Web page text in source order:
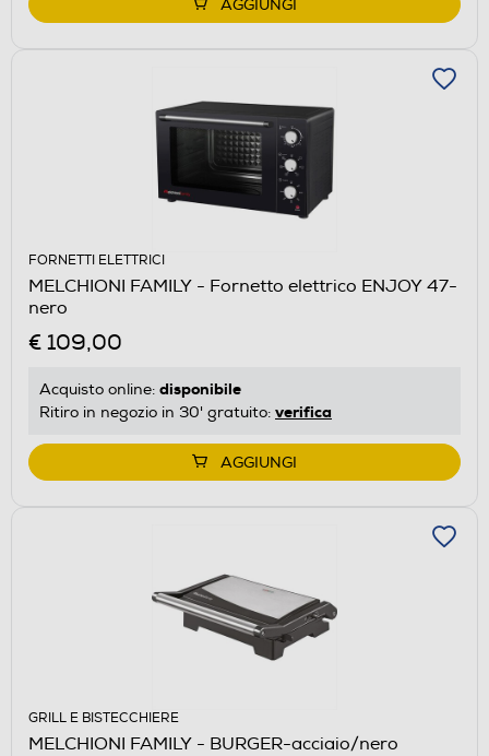
AGGIUNGI
FORNETTI ELETTRICI
MELCHIONI FAMILY - Fornetto elettrico ENJOY 47-
nero
€ 109,00
Acquisto online: disponibile
Ritiro in negozio in 30' gratuito: verifica
AGGIUNGI
GRILL E BISTECCHIERE
MELCHIONI FAMILY - BURGER-acciaio/nero